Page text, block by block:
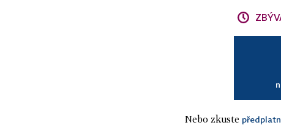
Nebo zkuste